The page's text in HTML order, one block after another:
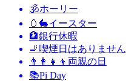
🕉ホーリー
🥚🐇イースター
🏦銀行休暇
🚬 喫煙日はありません
👨‍👩‍👧‍👦 両親の日
📚Pi Day